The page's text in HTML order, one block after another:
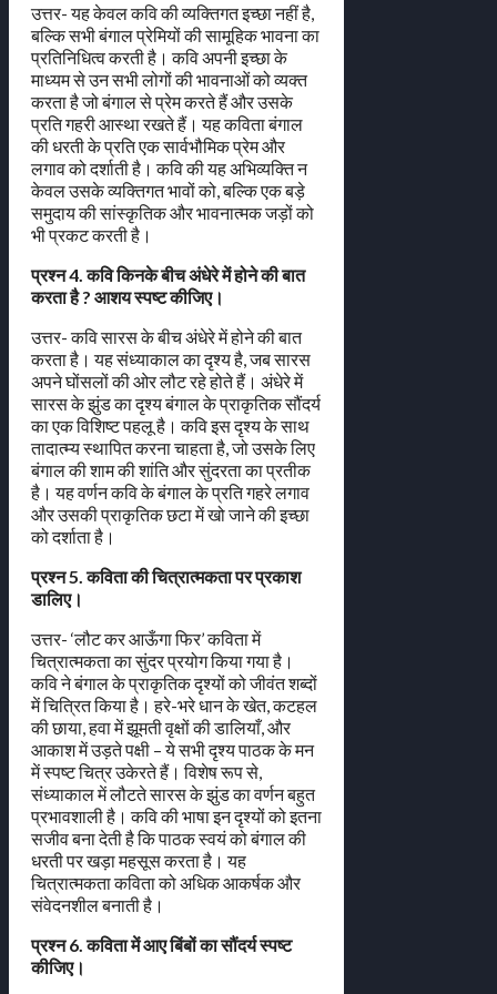
उत्तर- यह केवल कवि की व्यक्तिगत इच्छा नहीं है,
बल्कि सभी बंगाल प्रेमियों की सामूहिक भावना का
प्रतिनिधित्व करती है। कवि अपनी इच्छा के
माध्यम से उन सभी लोगों की भावनाओं को व्यक्त
करता है जो बंगाल से प्रेम करते हैं और उसके
प्रति गहरी आस्था रखते हैं। यह कविता बंगाल
की धरती के प्रति एक सार्वभौमिक प्रेम और
लगाव को दर्शाती है। कवि की यह अभिव्यक्ति न
केवल उसके व्यक्तिगत भावों को, बल्कि एक बड़े
समुदाय की सांस्कृतिक और भावनात्मक जड़ों को
भी प्रकट करती है।
प्रश्न 4. कवि किनके बीच अंधेरे में होने की बात
करता है ? आशय स्पष्ट कीजिए।
उत्तर- कवि सारस के बीच अंधेरे में होने की बात
करता है। यह संध्याकाल का दृश्य है, जब सारस
अपने घोंसलों की ओर लौट रहे होते हैं। अंधेरे में
सारस के झुंड का दृश्य बंगाल के प्राकृतिक सौंदर्य
का एक विशिष्ट पहलू है। कवि इस दृश्य के साथ
तादात्म्य स्थापित करना चाहता है, जो उसके लिए
बंगाल की शाम की शांति और सुंदरता का प्रतीक
है। यह वर्णन कवि के बंगाल के प्रति गहरे लगाव
और उसकी प्राकृतिक छटा में खो जाने की इच्छा
को दर्शाता है।
प्रश्न 5. कविता की चित्रात्मकता पर प्रकाश
डालिए।
उत्तर- ‘लौट कर आऊँगा फिर’ कविता में
चित्रात्मकता का सुंदर प्रयोग किया गया है।
कवि ने बंगाल के प्राकृतिक दृश्यों को जीवंत शब्दों
में चित्रित किया है। हरे-भरे धान के खेत, कटहल
की छाया, हवा में झूमती वृक्षों की डालियाँ, और
आकाश में उड़ते पक्षी – ये सभी दृश्य पाठक के मन
में स्पष्ट चित्र उकेरते हैं। विशेष रूप से,
संध्याकाल में लौटते सारस के झुंड का वर्णन बहुत
प्रभावशाली है। कवि की भाषा इन दृश्यों को इतना
सजीव बना देती है कि पाठक स्वयं को बंगाल की
धरती पर खड़ा महसूस करता है। यह
चित्रात्मकता कविता को अधिक आकर्षक और
संवेदनशील बनाती है।
प्रश्न 6. कविता में आए बिंबों का सौंदर्य स्पष्ट
कीजिए।